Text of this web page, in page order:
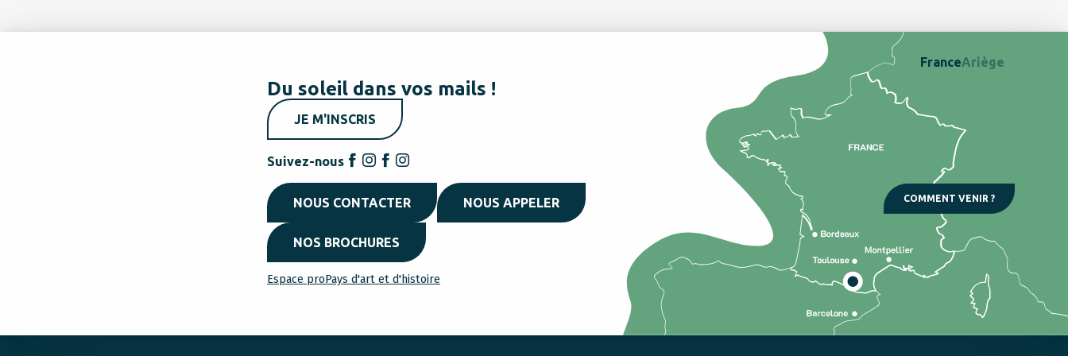
Du soleil dans vos mails !
JE M'INSCRIS
Suivez-nous
NOUS CONTACTER NOUS APPELER
NOS BROCHURES
Espace proPays d'art et d'histoire
COMMENT VENIR ?
FranceAriège